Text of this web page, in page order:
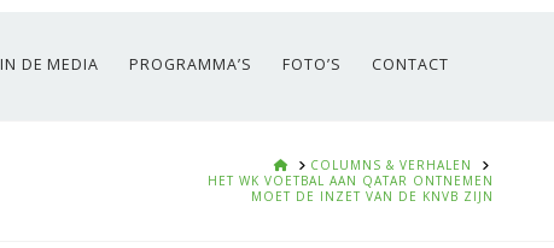
IN DE MEDIA PROGRAMMA’S FOTO’S CONTACT
HOMECOLUMNS & VERHALEN
HET WK VOETBAL AAN QATAR ONTNEMEN
MOET DE INZET VAN DE KNVB ZIJN